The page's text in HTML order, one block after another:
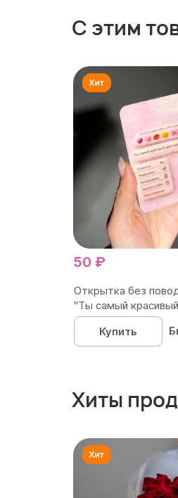
С этим
50 ₽
Открытка без
"Ты самый
Купить
Хиты